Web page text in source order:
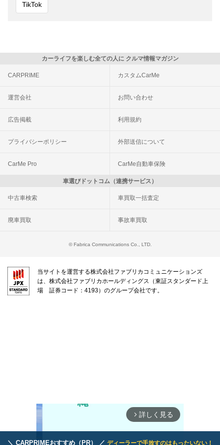
＼ CARPRIMEおすすめ（PR） ／ ディーラーで手放すのはもったいない！
TikTok
カーライフを楽しむ全ての人に クルマ情報マガジン
CARPRIME カスタムCarMe
運営会社 お問い合わせ
広告掲載 利用規約
プライバシーポリシー 外部送信について
CarMe Pro CarMe自動車保険
車選びドットコム（連携サービス）
中古車検索 車買取一括査定
廃車買取 事故車買取
© Fabrica Communications Co., LTD.
当サイトを運営する株式会社ファブリカコミュニケーションズ
は、株式会社ファブリカホールディングス（東証スタンダード上
場 証券コード：4193）のグループ会社です。
arrow_forward_ios 詳しく見る